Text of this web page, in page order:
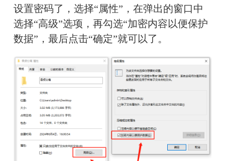
设置密码了，选择“属性”，在弹出的窗口中
选择“高级”选项，再勾选“加密内容以便保护
数据”，最后点击“确定”就可以了。